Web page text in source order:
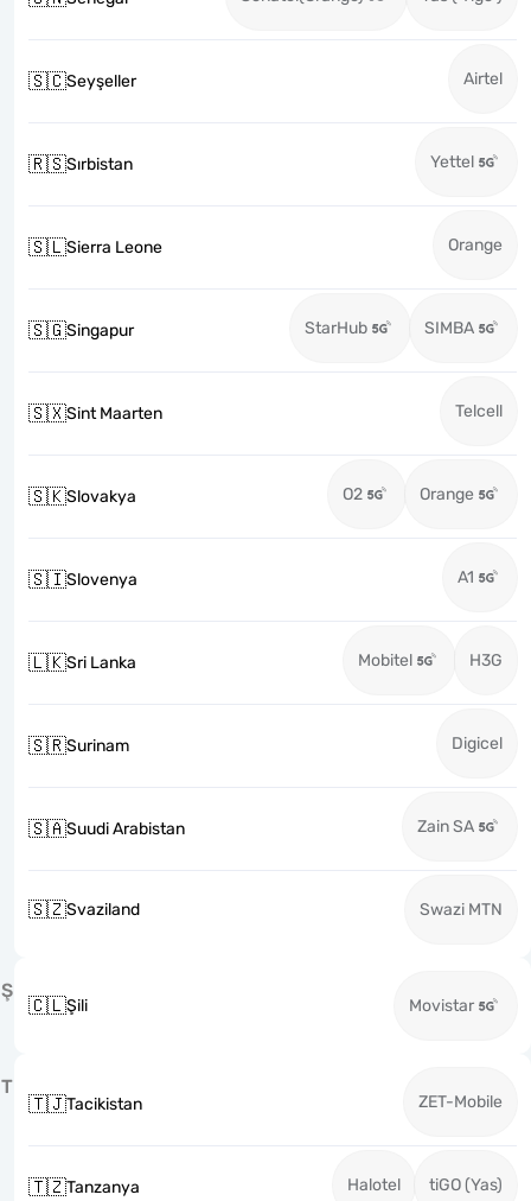
🇸🇨Seyşeller Airtel
🇷🇸Sırbistan Yettel
🇸🇱Sierra Leone Orange
🇸🇬Singapur StarHub SIMBA
🇸🇽Sint Maarten Telcell
🇸🇰Slovakya O2 Orange
🇸🇮Slovenya A1
🇱🇰Sri Lanka Mobitel H3G
🇸🇷Surinam Digicel
🇸🇦Suudi Arabistan Zain SA
🇸🇿Svaziland Swazi MTN
Ş
🇨🇱Şili Movistar
T
🇹🇯Tacikistan ZET-Mobile
🇹🇿Tanzanya Halotel tiGO (Yas)